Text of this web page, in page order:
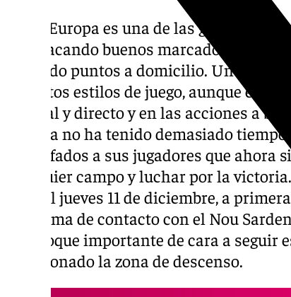
El CE Europa es una de las grandes
está sacando buenos marcadores en
llevando puntos a domicilio. Un
distintos estilos de juego, aunque es
vertical y directo y en las acciones a
todavía no ha tenido demasiado
enchufados a sus jugadores que ahora
cualquier campo y luchar por la
viajó el jueves 11 de diciembre, a
una toma de contacto con el Nou
un choque importante de cara a
abandonado la zona de descenso.